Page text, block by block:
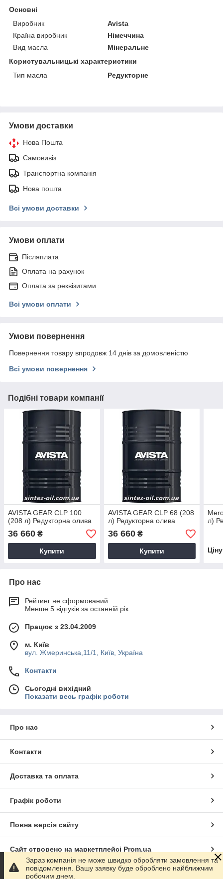
Основні
Виробник
Avista
Країна виробник
Німеччина
Вид масла
Мінеральне
Користувальницькі характеристики
Тип масла
Редукторне
Умови доставки
Нова Пошта
Самовивіз
Транспортна компанія
Нова пошта
Всі умови доставки
Умови оплати
Післяплата
Оплата на рахунок
Оплата за реквізитами
Всі умови оплати
Умови повернення
Повернення товару впродовж 14 днів за домовленістю
Всі умови повернення
Подібні товари компанії
AVISTA GEAR CLP 100
(208 л) Редукторна олива
36 660 ₴
Купити
AVISTA GEAR CLP 68 (208
л) Редукторна олива
36 660₴
Купити
л)
Про нас
Рейтинг не сформований
Менше 5 відгуків за останній рік
Працює з 23.04.2009
м. Київ
вул. Жмеринська,11/1, Київ, Україна
Контакти
Сьогодні вихідний
Показати весь графік роботи
Про нас
Контакти
Доставка та оплата
Графік роботи
Повна версія сайту
Сайт створено на маркетплейсі Prom.ua
Політика конфіденційності
Зараз компанія не може швидко обробляти замовлення та
повідомлення. Вашу заявку буде оброблено найближчим
робочим днем.